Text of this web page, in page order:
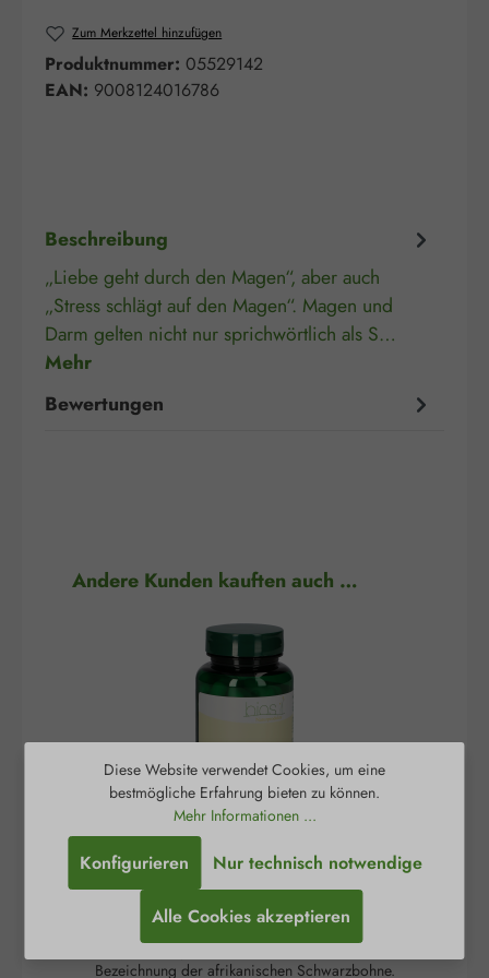
Zum Merkzettel hinzufügen
Produktnummer: 05529142
EAN: 9008124016786
Beschreibung
„Liebe geht durch den Magen“, aber auch
„Stress schlägt auf den Magen“. Magen und
Darm gelten nicht nur sprichwörtlich als S…
Mehr
Bewertungen
Produktgalerie überspringen
Andere Kunden kauften auch …
5-HTP 100 mg Kapseln
Bezeichnung der afrikanischen Schwarzbohne.
Diese Website verwendet Cookies, um eine
bestmögliche Erfahrung bieten zu können.
Mehr Informationen ...
Nur technisch notwendige
Konfigurieren
Alle Cookies akzeptieren